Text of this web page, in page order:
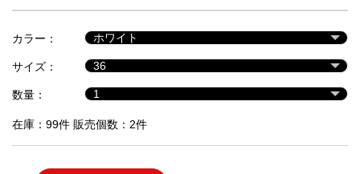
セ
ル
品
カラー：
サイズ：
数量：
在庫：99件 販売個数：2件